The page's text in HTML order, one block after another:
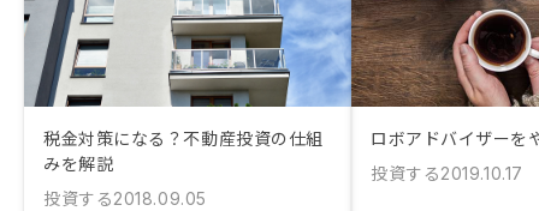
税金対策になる？不動産投資の仕組
みを解説
投資する2018.09.05
ロボアドバイザーを
投資する2019.10.17